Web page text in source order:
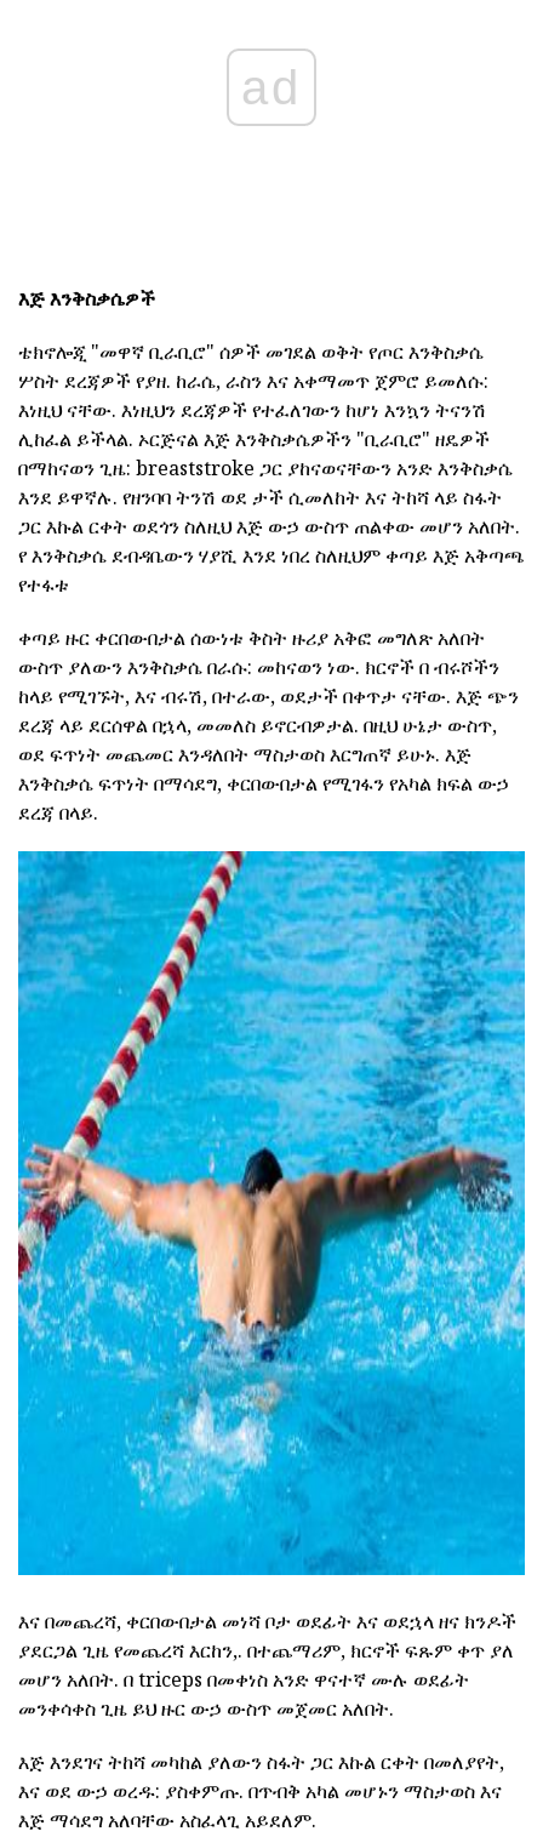
ad
እጅ እንቅስቃሴዎች
ቴክኖሎጂ "መዋኛ ቢራቢሮ" ሰዎች መገደል ወቅት የጦር እንቅስቃሴ
ሦስት ደረጃዎች የያዘ. ከራሴ, ራስን እና አቀማመጥ ጀምሮ ይመለሱ:
እነዚህ ናቸው. እነዚህን ደረጃዎች የተፈለገውን ከሆነ እንኳን ትናንሽ
ሊከፈል ይችላል. ኦርጅናል እጅ እንቅስቃሴዎችን "ቢራቢሮ" ዘዴዎች
በማከናወን ጊዜ: breaststroke ጋር ያከናወናቸውን አንድ እንቅስቃሴ
እንደ ይዋኛሉ. የዘንባባ ትንሽ ወደ ታች ሲመለከት እና ትከሻ ላይ ስፋት
ጋር እኩል ርቀት ወደጎን ስለዚህ እጅ ውኃ ውስጥ ጠልቀው መሆን አለበት.
የ እንቅስቃሴ ደብዳቤውን ሃያሺ እንደ ነበረ ስለዚህም ቀጣይ እጅ አቅጣጫ
የተፋቱ
ቀጣይ ዙር ቀርበውበታል ሰውነቱ ቅስት ዙሪያ አቅፎ መግለጽ አለበት
ውስጥ ያለውን እንቅስቃሴ በራሱ: መከናወን ነው. ክርኖች በ ብሩሾችን
ከላይ የሚገኙት, እና ብሩሽ, በተራው, ወደታች በቀጥታ ናቸው. እጅ ጭን
ደረጃ ላይ ደርሰዋል በኋላ, መመለስ ይኖርብዎታል. በዚህ ሁኔታ ውስጥ,
ወደ ፍጥነት መጨመር እንዳለበት ማስታወስ እርግጠኛ ይሁኑ. እጅ
እንቅስቃሴ ፍጥነት በማሳደግ, ቀርበውበታል የሚገፋን የአካል ክፍል ውኃ
ደረጃ በላይ.
ad
እና በመጨረሻ, ቀርበውበታል መነሻ ቦታ ወደፊት እና ወደኋላ ዘና ክንዶች
ያደርጋል ጊዜ የመጨረሻ እርከን,. በተጨማሪም, ክርኖች ፍጹም ቀጥ ያለ
መሆን አለበት. በ triceps በመቀነስ አንድ ዋናተኛ ሙሉ ወደፊት
መንቀሳቀስ ጊዜ ይህ ዙር ውኃ ውስጥ መጀመር አለበት.
እጅ እንደገና ትከሻ መካከል ያለውን ስፋት ጋር እኩል ርቀት በመለያየት,
እና ወደ ውኃ ወረዱ: ያስቀምጡ. በጥብቅ አካል መሆኑን ማስታወስ እና
እጅ ማሳደግ አለባቸው አስፈላጊ አይደለም.